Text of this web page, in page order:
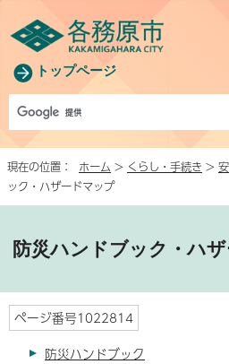
トップページ
現在の位置： ホーム > くらし・手続き >
ック・ハザードマップ
防災ハンドブック・ハ
ページ番号1022814
防災ハンドブック